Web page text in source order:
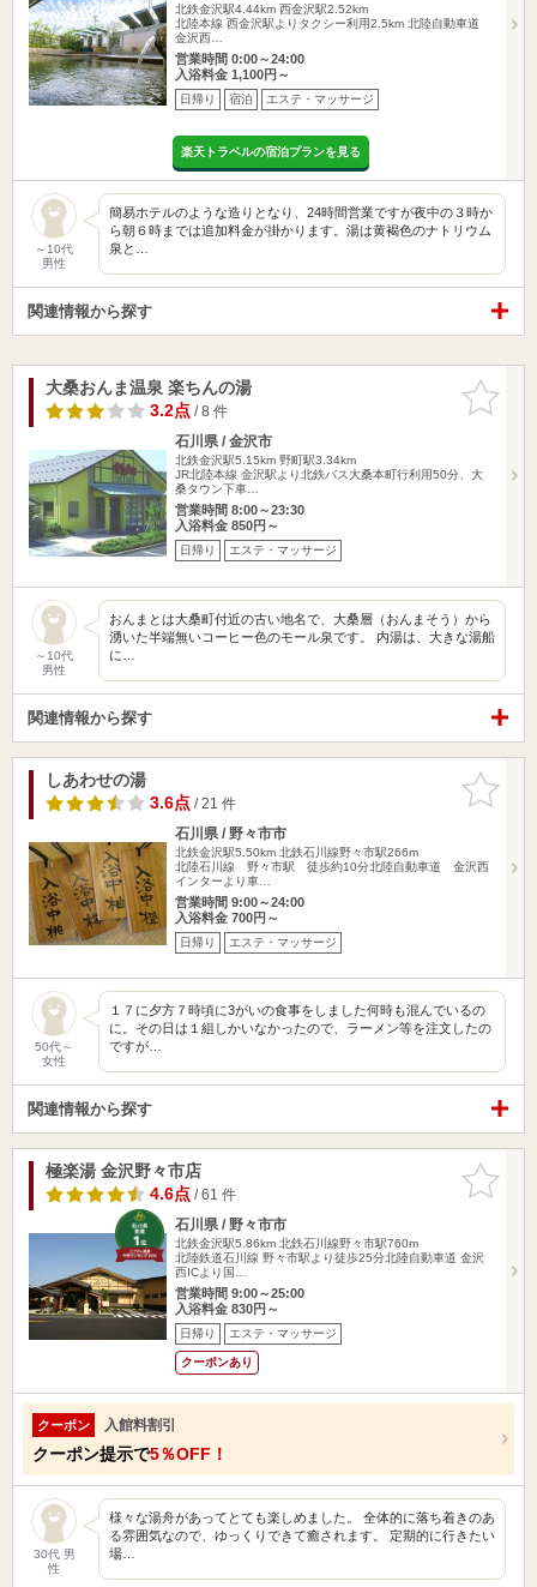
北鉄金沢駅4.44km 西金沢駅2.52km
北陸本線 西金沢駅よりタクシー利用2.5km 北陸自動車道
金沢西…
営業時間 0:00～24:00
入浴料金 1,100円～
日帰り 宿泊 エステ・マッサージ
楽天トラベルの宿泊プランを見る
～10代
男性
簡易ホテルのような造りとなり、24時間営業ですが夜中の３時か
ら朝６時までは追加料金が掛かります。湯は黄褐色のナトリウム
泉と…
関連情報から探す
お気に入
りに追加
大桑おんま温泉 楽ちんの湯
3.2点/ 8 件
石川県 / 金沢市
北鉄金沢駅5.15km 野町駅3.34km
JR北陸本線 金沢駅より北鉄バス大桑本町行利用50分、大
桑タウン下車…
営業時間 8:00～23:30
入浴料金 850円～
日帰り エステ・マッサージ
～10代
男性
おんまとは大桑町付近の古い地名で、大桑層（おんまそう）から
湧いた半端無いコーヒー色のモール泉です。 内湯は、大きな湯船
に…
関連情報から探す
お気に入
りに追加
しあわせの湯
3.6点/ 21 件
石川県 / 野々市市
北鉄金沢駅5.50km 北鉄石川線野々市駅266m
北陸石川線 野々市駅 徒歩約10分北陸自動車道 金沢西
インターより車…
営業時間 9:00～24:00
入浴料金 700円～
日帰り エステ・マッサージ
50代～
女性
１７に夕方７時頃に3がいの食事をしました何時も混んでいるの
に。その日は１組しかいなかったので、ラーメン等を注文したの
ですが…
関連情報から探す
お気に入
りに追加
極楽湯 金沢野々市店
4.6点/ 61 件
石川県 / 野々市市
北鉄金沢駅5.86km 北鉄石川線野々市駅760m
北陸鉄道石川線 野々市駅より徒歩25分北陸自動車道 金沢
西ICより国…
営業時間 9:00～25:00
入浴料金 830円～
日帰り エステ・マッサージ
クーポンあり
クーポン 入館料割引
クーポン提示で5％OFF！
30代 男
性
様々な湯舟があってとても楽しめました。 全体的に落ち着きのあ
る雰囲気なので、ゆっくりできて癒されます。 定期的に行きたい
場…